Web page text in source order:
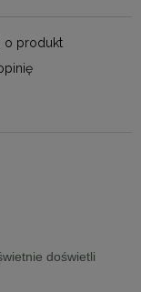
o produkt
doświetli